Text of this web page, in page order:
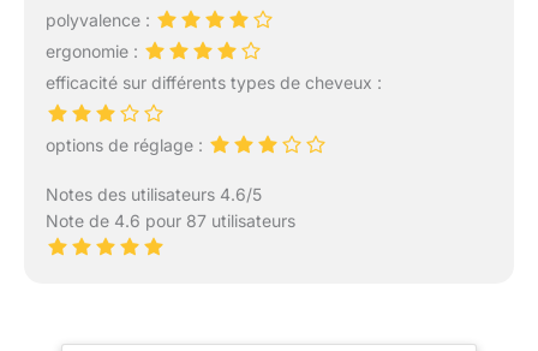
polyvalence :
ergonomie :
efficacité sur différents types de cheveux :
options de réglage :
Notes des utilisateurs 4.6/5
Note de 4.6 pour 87 utilisateurs